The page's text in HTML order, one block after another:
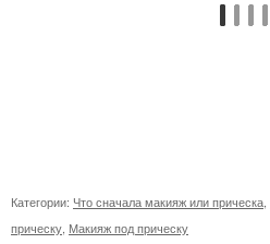
Категории: Что сначала макияж или прическа,
прическу, Макияж под прическу